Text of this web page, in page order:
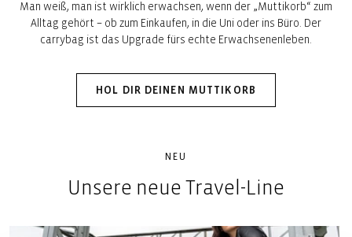
Man weiß, man ist wirklich erwachsen, wenn der „Muttikorb“ zum
Alltag gehört – ob zum Einkaufen, in die Uni oder ins Büro. Der
carrybag ist das Upgrade fürs echte Erwachsenenleben.
HOL DIR DEINEN MUTTIKORB
NEU
Unsere neue Travel-Line